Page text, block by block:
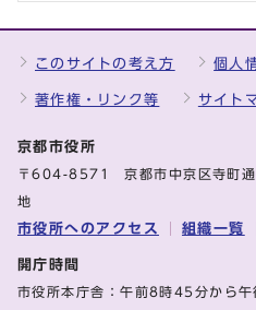
このサイトの考え方 個人
著作権・リンク等 サイト
京都市役所
〒604-8571 京都市中京区寺町通
地
市役所へのアクセス 組織一覧
開庁時間
市役所本庁舎：午前8時45分から